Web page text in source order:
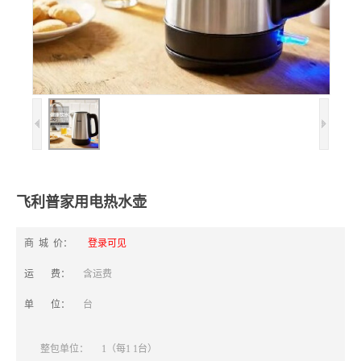
飞利普家用电热水壶
商 城 价： 登录可见
运 费： 含运费
单 位： 台
整包单位： 1（每1 1台）